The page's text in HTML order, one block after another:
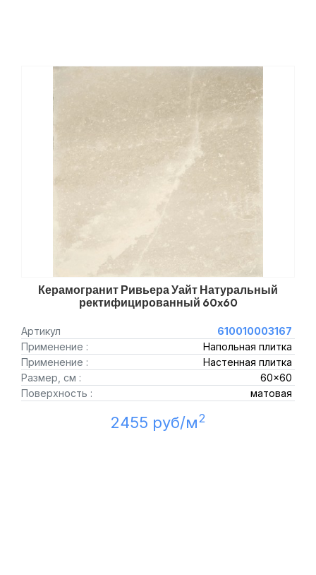
Керамогранит Ривьера Уайт Натуральный
ректифицированный 60x60
Артикул
610010003167
Применение :
Напольная плитка
Применение :
Настенная плитка
Размер, см :
60x60
Поверхность :
матовая
2455 руб/м2